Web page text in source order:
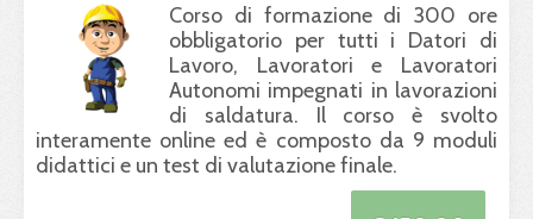
Corso di formazione di 300 ore
obbligatorio per tutti i Datori di
Lavoro, Lavoratori e Lavoratori
Autonomi impegnati in lavorazioni
di saldatura. Il corso è svolto
interamente online ed è composto da 9 moduli
didattici e un test di valutazione finale.